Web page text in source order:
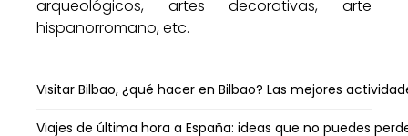
arqueológicos, artes decorativas, arte
hispanorromano, etc.
Visitar Bilbao, ¿qué hacer en Bilbao? Las mejores
Viajes de última hora a España: ideas que no puedes